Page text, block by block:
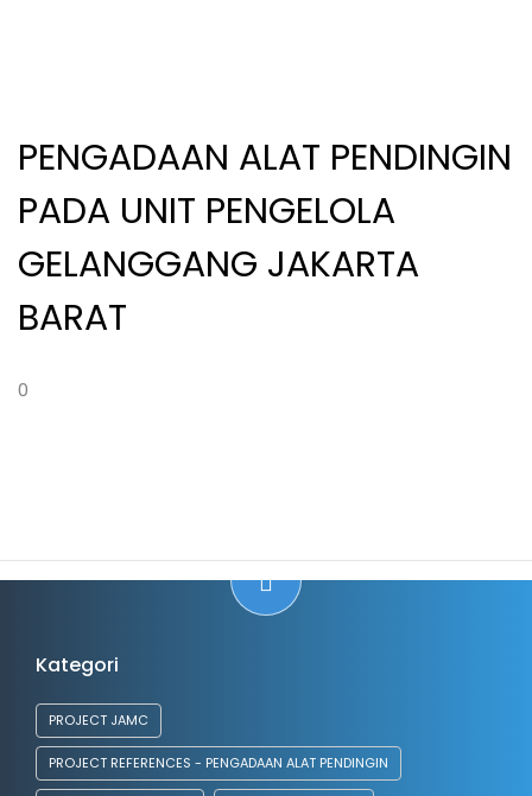
PENGADAAN ALAT PENDINGIN
PADA UNIT PENGELOLA
GELANGGANG JAKARTA
BARAT
0
Kategori
PROJECT JAMC
PROJECT REFERENCES - PENGADAAN ALAT PENDINGIN